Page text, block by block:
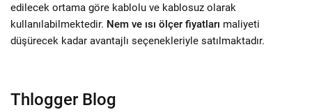
edilecek ortama göre kablolu ve kablosuz olarak
kullanılabilmektedir. Nem ve ısı ölçer fiyatları maliyeti
düşürecek kadar avantajlı seçenekleriyle satılmaktadır.
Thlogger Blog